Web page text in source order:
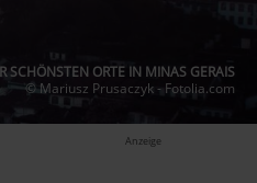
SCHÖNSTEN ORTE IN MINAS GERAIS
© Mariusz Prusaczyk - Fotolia.com
Anzeige